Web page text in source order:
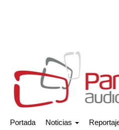
Portada Noticias